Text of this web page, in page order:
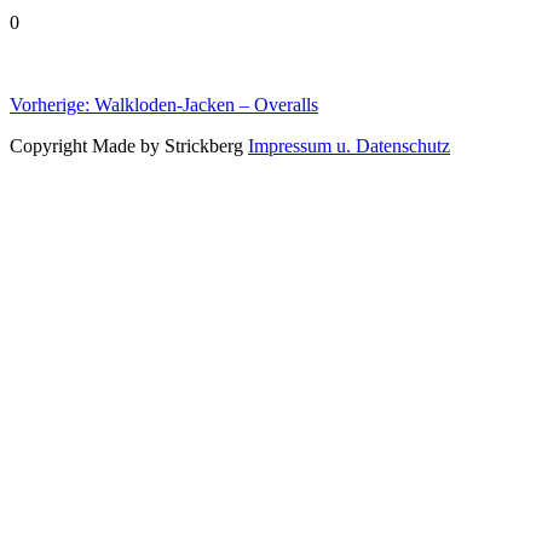
0
Beitragsnavigation
Vorherige: Vorheriger
Walkloden-Jacken – Overalls
Copyright Made by Strickberg Impressum u. Datenschutz